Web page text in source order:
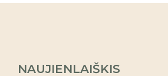
NAUJIENLAIŠKIS